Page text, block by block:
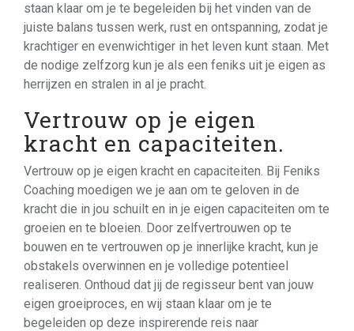
staan klaar om je te begeleiden bij het vinden van de
juiste balans tussen werk, rust en ontspanning, zodat je
krachtiger en evenwichtiger in het leven kunt staan. Met
de nodige zelfzorg kun je als een feniks uit je eigen as
herrijzen en stralen in al je pracht.
Vertrouw op je eigen
kracht en capaciteiten.
Vertrouw op je eigen kracht en capaciteiten. Bij Feniks
Coaching moedigen we je aan om te geloven in de
kracht die in jou schuilt en in je eigen capaciteiten om te
groeien en te bloeien. Door zelfvertrouwen op te
bouwen en te vertrouwen op je innerlijke kracht, kun je
obstakels overwinnen en je volledige potentieel
realiseren. Onthoud dat jij de regisseur bent van jouw
eigen groeiproces, en wij staan klaar om je te
begeleiden op deze inspirerende reis naar